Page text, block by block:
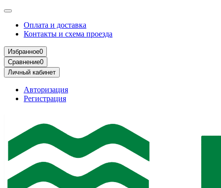
Оплата и доставка
Контакты и схема проезда
Избранное0
Сравнение0
Личный кабинет
Авторизация
Регистрация